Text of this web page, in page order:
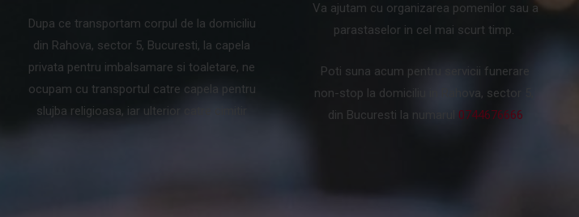
Dupa ce transportam corpul de la domiciliu
din Rahova, sector 5, Bucuresti, la capela
privata pentru imbalsamare si toaletare, ne
ocupam cu transportul catre capela pentru
slujba religioasa, iar ulterior catre cimitir
Va ajutam cu organizarea pomenilor sau a
parastaselor in cel mai scurt timp.
Poti suna acum pentru servicii funerare
non-stop la domiciliu in Rahova, sector 5,
din Bucuresti la numarul 0744676666